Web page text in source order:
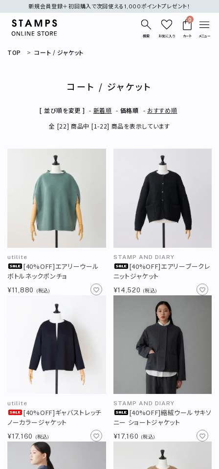
新規会員登録＋初回購入で次回使える1,000ポイントプレゼント！
検索 お気に入り
0
カート メニュー
表示する商品はありません。
アカウント 新規会員登録
新着商品
再入荷商品
カテゴリー
ブランド
お問い合わせ
特集
STAMPSについて オフィシャルサイト
TOP コート / ジャケット
コート / ジャケット
[ 並び順を変更 ] - 新着順 - 価格順 - おすすめ順
全 [22] 商品中 [1-22] 商品を表示しています
utilite
[40%OFF]エアリーウール
ボトルネックポンチョ
¥11,880 (税込)
STAMP AND DIARY
[40%OFF]エアリーブークレ
ニットジャケット
¥14,520 (税込)
utilite
[40%OFF]ギャバストレッチ
ノーカラージャケット
¥17,160 (税込)
STAMP AND DIARY
[40%OFF]縮絨ウールサキソ
ニー ショートジャケット
¥17,160 (税込)